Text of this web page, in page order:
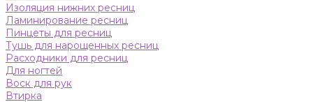
Изоляция нижних ресниц
Ламинирование ресниц
Пинцеты для ресниц
Тушь для нарощенных ресниц
Расходники для ресниц
Для ногтей
Воск для рук
Втирка